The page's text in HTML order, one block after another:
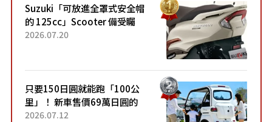
Suzuki「可放進全罩式安全帽
的 125cc」Scooter 備受矚
目！採用全新流線設計與各項
2026.07.20
只要150日圓就能跑「100公
里」！ 新車售價69萬日圓的
「3人座」Trike大受歡迎！ 順
2026.07.12